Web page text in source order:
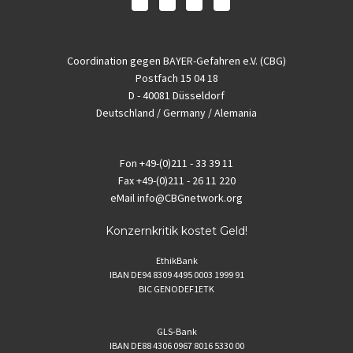
Coordination gegen BAYER-Gefahren e.V. (CBG)
Postfach 15 04 18
D - 40081 Düsseldorf
Deutschland / Germany / Alemania
Fon +49-(0)211 - 33 39 11
Fax+49-(0)211 - 26 11 220
eMailinfo@CBGnetwork.org
Konzernkritik kostet Geld!
EthikBank
IBAN DE94 8309 4495 0003 1999 91
BIC GENODEF1ETK
GLS-Bank
IBAN DE88 4306 0967 8016 5330 00